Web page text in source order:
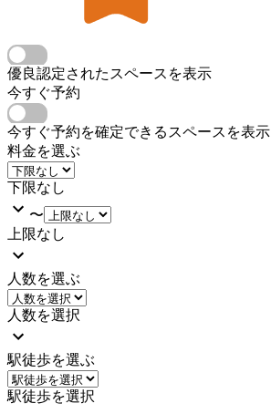
優良認定されたスペースを表示
今すぐ予約
今すぐ予約を確定できるスペースを表示
料金を選ぶ
下限なし
〜
上限なし
人数を選ぶ
人数を選択
駅徒歩を選ぶ
駅徒歩を選択